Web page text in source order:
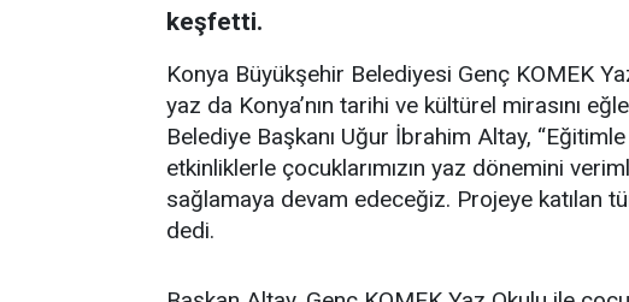
keşfetti.
Konya Büyükşehir Belediyesi Genç KOMEK
yaz da Konya’nın tarihi ve kültürel mirasını
Belediye Başkanı Uğur İbrahim Altay,
etkinliklerle çocuklarımızın yaz dönemini
sağlamaya devam edeceğiz. Projeye katılan
dedi.